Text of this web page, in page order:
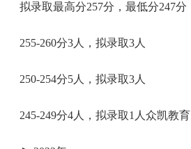
拟录取最高分257分，最低分247分
255-260分3人，拟录取3人
250-254分5人，拟录取3人
245-249分4人，拟录取1人众凯教育